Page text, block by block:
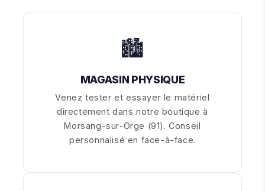
🏙
MAGASIN PHYSIQUE
Venez tester et essayer le matériel
directement dans notre boutique à
Morsang-sur-Orge (91). Conseil
personnalisé en face-à-face.